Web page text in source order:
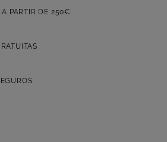
A PARTIR DE 250€